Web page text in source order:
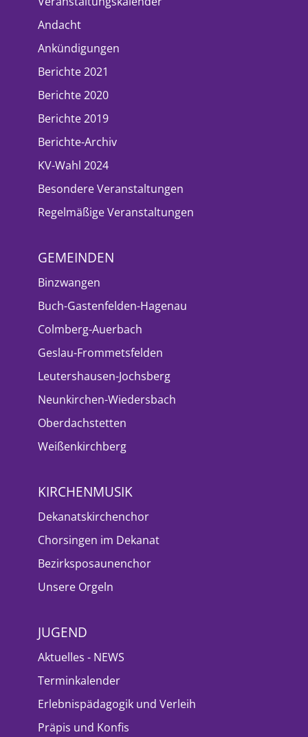
Andacht
Ankündigungen
Berichte 2021
Berichte 2020
Berichte 2019
Berichte-Archiv
KV-Wahl 2024
Besondere Veranstaltungen
Regelmäßige Veranstaltungen
GEMEINDEN
Binzwangen
Buch-Gastenfelden-Hagenau
Colmberg-Auerbach
Geslau-Frommetsfelden
Leutershausen-Jochsberg
Neunkirchen-Wiedersbach
Oberdachstetten
Weißenkirchberg
KIRCHENMUSIK
Dekanatskirchenchor
Chorsingen im Dekanat
Bezirksposaunenchor
Unsere Orgeln
JUGEND
Aktuelles - NEWS
Terminkalender
Erlebnispädagogik und Verleih
Präpis und Konfis